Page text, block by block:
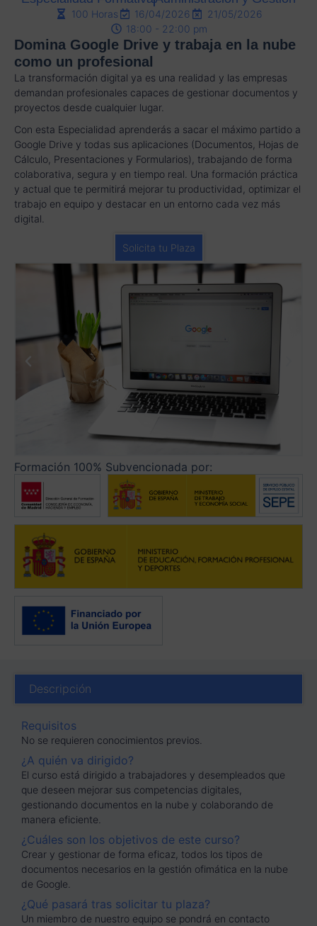
100 Horas 16/04/2026
21/05/2026
18:00 - 22:00 pm
Domina Google Drive y trabaja en la nube
como un profesional
La transformación digital ya es una realidad y las empresas
demandan profesionales capaces de gestionar documentos y
proyectos desde cualquier lugar.
Con esta Especialidad aprenderás a sacar el máximo partido a
Google Drive y todas sus aplicaciones (Documentos, Hojas de
Cálculo, Presentaciones y Formularios), trabajando de forma
colaborativa, segura y en tiempo real. Una formación práctica
y actual que te permitirá mejorar tu productividad, optimizar el
trabajo en equipo y destacar en un entorno cada vez más
digital.
Solicita tu Plaza
Formación 100% Subvencionada por:
Descripción
Requisitos
No se requieren conocimientos previos.
¿A quién va dirigido?
El curso está dirigido a trabajadores y desempleados que
que deseen mejorar sus competencias digitales,
gestionando documentos en la nube y colaborando de
manera eficiente.
¿Cuáles son los objetivos de este curso?
Crear y gestionar de forma eficaz, todos los tipos de
documentos necesarios en la gestión ofimática en la nube
de Google.
¿Qué pasará tras solicitar tu plaza?
Un miembro de nuestro equipo se pondrá en contacto